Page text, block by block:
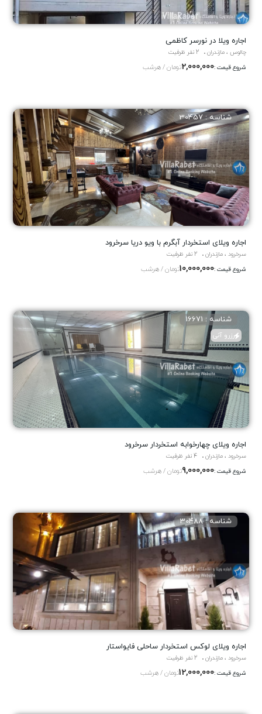
اجاره ویلا در نورسر کاظمی
چالوس ، مازندران
2 نفر ظرفیت
شروع قیمت :2,000,000تومان / هرشب
اجاره ویلاى استخردار آبگرم با ویو دریا سرخرود
شناسه : 30457
سرخرود ، مازندران
2 نفر ظرفیت
شروع قیمت :10,000,000تومان / هرشب
اجاره ویلاى چهارخوابه استخردار سرخرود
شناسه : 16671
رزرو آنی
سرخرود ، مازندران
4 نفر ظرفیت
شروع قیمت :9,000,000تومان / هرشب
اجاره ویلاى لوکس استخردار ساحلى فایواستار
شناسه : 30488
سرخرود ، مازندران
2 نفر ظرفیت
شروع قیمت :12,000,000تومان / هرشب